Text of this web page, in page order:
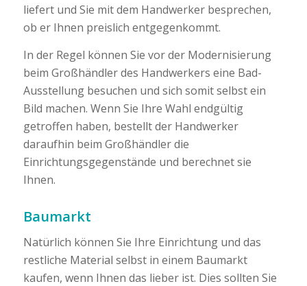
liefert und Sie mit dem Handwerker besprechen,
ob er Ihnen preislich entgegenkommt.
In der Regel können Sie vor der Modernisierung
beim Großhändler des Handwerkers eine Bad-
Ausstellung besuchen und sich somit selbst ein
Bild machen. Wenn Sie Ihre Wahl endgültig
getroffen haben, bestellt der Handwerker
daraufhin beim Großhändler die
Einrichtungsgegenstände und berechnet sie
Ihnen.
Baumarkt
Natürlich können Sie Ihre Einrichtung und das
restliche Material selbst in einem Baumarkt
kaufen, wenn Ihnen das lieber ist. Dies sollten Sie